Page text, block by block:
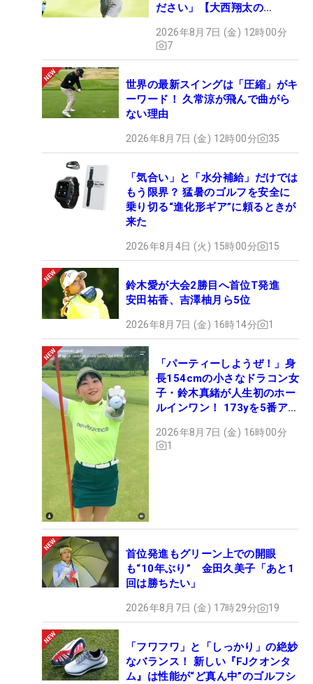
ださい」【大西翔太の
2026年8月7日 (金) 12時00分
7
世界の最新スイングは「圧縮」がキ
ーワード！ 久常涼が飛んで曲がら
ない理由
2026年8月7日 (金) 12時00分 35
「気合い」と「水分補給」だけでは
もう限界？ 猛暑のゴルフを安全に
乗り切る“進化形ギア”に頼るときが
来た
2026年8月4日 (火) 15時00分 15
鈴木愛が大会2勝目へ首位T発進
安田祐香、吉澤柚月ら5位
2026年8月7日 (金) 16時14分 1
「パーティーしようぜ！」身
長154cmの小さなドラコン女
子・鈴木真緒が人生初のホー
ルインワン！ 173yを5番アイ
2026年8月7日 (金) 16時00分
1
首位発進もグリーン上での開眼
も“10年ぶり” 金田久美子「あと1
回は勝ちたい」
2026年8月7日 (金) 17時29分 19
「フワフワ」と「しっかり」の絶妙
なバランス！ 新しい『FJクオンタ
ム』は性能が“ど真ん中”のゴルフシ